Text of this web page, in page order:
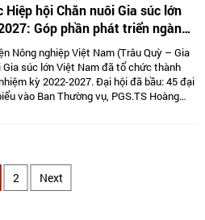
hội Chăn nuôi Gia súc lớn
Góp phần phát triển ngành
bền vững
Nông nghiệp Việt Nam (Trâu Quỳ – Gia
Gia súc lớn Việt Nam đã tổ chức thành
kỳ 2022-2027. Đại hội đã bầu: 45 đại
vào Ban Thường vụ, PGS.TS Hoàng
Chủ tịch là: TS Tống Xuân Chinh,
2 Next